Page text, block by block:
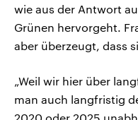
wie aus der Antwort
Grünen hervorgeht.
aber überzeugt, dass
„Weil wir hier über
man auch langfristig